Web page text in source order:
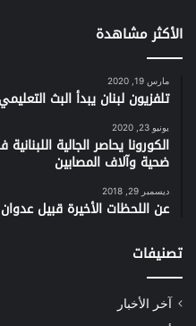
الأكثر مشاهدة
مارس 19, 2020
تلفزيون لبنان يبدأ البث
يونيو 23, 2020
الكورونا يحاصر الجالية
ضحية وآلاف المصابين
ديسمبر 29, 2018
عن اللحظات الأخيرة قبيل عدوان
تصنيفات
آخر الأخبار